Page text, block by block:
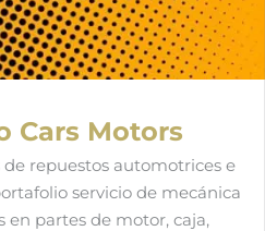
Cars Motors
repuestos automotrices e
servicio de mecánica
en partes de motor, caja,